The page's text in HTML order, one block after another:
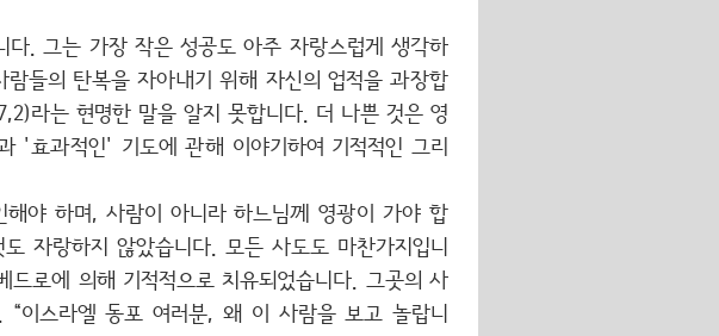
다. 그는 가장 작은 성공도 아주 자랑스럽게 생각하
들의 탄복을 자아내기 위해 자신의 업적을 과장합
라는 현명한 말을 알지 못합니다. 더 나쁜 것은 영
'효과적인' 기도에 관해 이야기하여 기적적인 그리
야 하며, 사람이 아니라 하느님께 영광이 가야 합
자랑하지 않았습니다. 모든 사도도 마찬가지입니
로에 의해 기적적으로 치유되었습니다. 그곳의 사
이스라엘 동포 여러분, 왜 이 사람을 보고 놀랍니